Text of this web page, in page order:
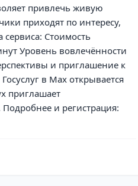
привлечь живую
приходят по интересу,
Стоимость
Уровень вовлечённости
и приглашение к
в Max открывается
приглашает
и регистрация: